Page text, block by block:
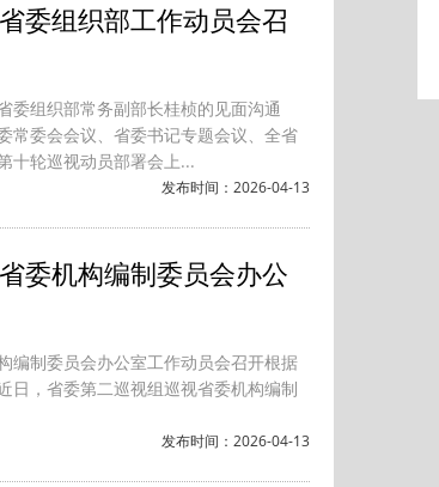
委组织部工作动员会召
委组织部常务副部长桂桢的见面沟通
常委会会议、省委书记专题会议、全省
十轮巡视动员部署会上...
发布时间：2026-04-13
委机构编制委员会办公
编制委员会办公室工作动员会召开根据
日，省委第二巡视组巡视省委机构编制
发布时间：2026-04-13